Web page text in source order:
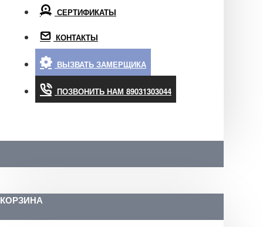
СЕРТИФИКАТЫ
КОНТАКТЫ
ВЫЗВАТЬ ЗАМЕРЩИКА
ПОЗВОНИТЬ НАМ 89031303044
КОРЗИНА